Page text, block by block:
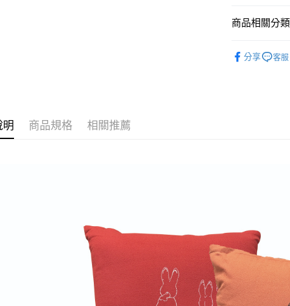
商品相關分
分享
客服
明 商品規格 相關推薦